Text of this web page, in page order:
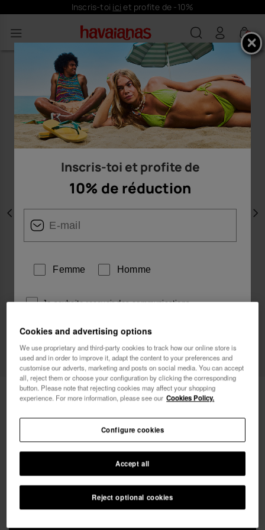
Inscris-toi ici et profite de -10%
0
Précédent
Havaianas Casual Bag II
LIVRAISON OFFERTE sur toutes les commandes
Inscris-toi et profite de
10% de réduction
Femme Homme
Je souhaite recevoir des communications
Politique de Confidentialité.
je veux 10% de
réduction
Cookies and advertising options
We use proprietary and third-party cookies to track how our online store is
used and in order to improve it, adapt the content to your preferences and
customise our adverts, marketing and posts on social media. You can accept
all, reject them or choose your configuration by clicking the corresponding
button. Please note that rejecting cookies may affect your shopping
experience. For more information, please see our Cookies Policy.
Reject optional cookies
Accept all
Configure cookies